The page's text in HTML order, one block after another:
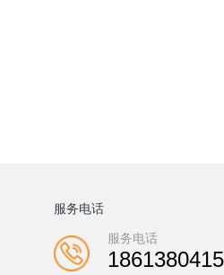
服务电话
服务电话